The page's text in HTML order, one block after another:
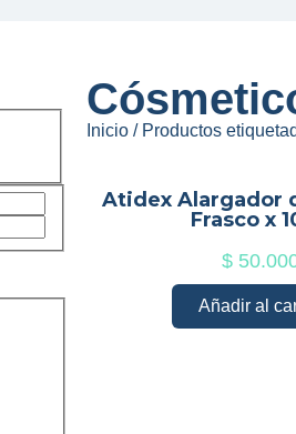
Inicio / Productos
Atidex Alargador
Frasco x
$
Añadir al